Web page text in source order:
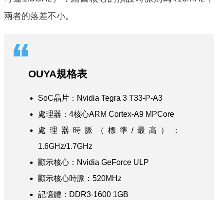
兩者的落差不小。
OUYA規格表
SoC晶片：Nvidia Tegra 3 T33-P-A3
處理器：4核心ARM Cortex-A9 MPCore
處理器時脈（標準/最高）：
1.6GHz/1.7GHz
顯示核心：Nvidia GeForce ULP
顯示核心時脈：520MHz
記憶體：DDR3-1600 1GB